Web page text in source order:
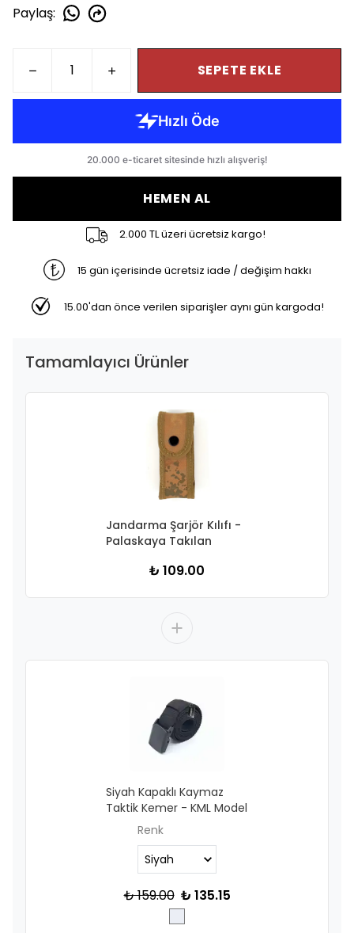
Paylaş:
SEPETE EKLE
HEMEN AL
2.000 TL üzeri ücretsiz kargo!
15 gün içerisinde ücretsiz iade / değişim hakkı
15.00'dan önce verilen siparişler aynı gün kargoda!
Tamamlayıcı Ürünler
Jandarma Şarjör Kılıfı -
Palaskaya Takılan
₺ 109.00
Siyah Kapaklı Kaymaz
Taktik Kemer - KML Model
Renk
₺ 159.00 ₺ 135.15